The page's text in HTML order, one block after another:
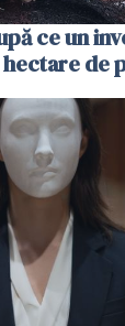
ce un
de